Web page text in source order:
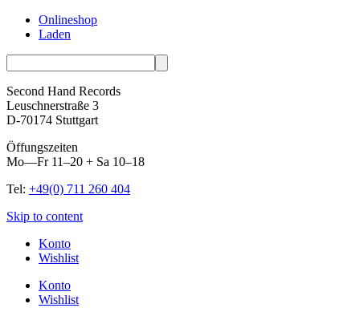
Onlineshop
Laden
Second Hand Records
Leuschnerstraße 3
D-70174 Stuttgart
Öffungszeiten
Mo—Fr 11–20 + Sa 10–18
Tel: +49(0) 711 260 404
Skip to content
Konto
Wishlist
Konto
Wishlist